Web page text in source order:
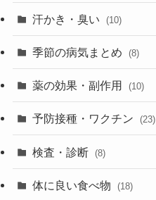
汗かき・臭い (10)
季節の病気まとめ (8)
薬の効果・副作用 (10)
予防接種・ワクチン (23)
検査・診断 (8)
体に良い食べ物 (18)